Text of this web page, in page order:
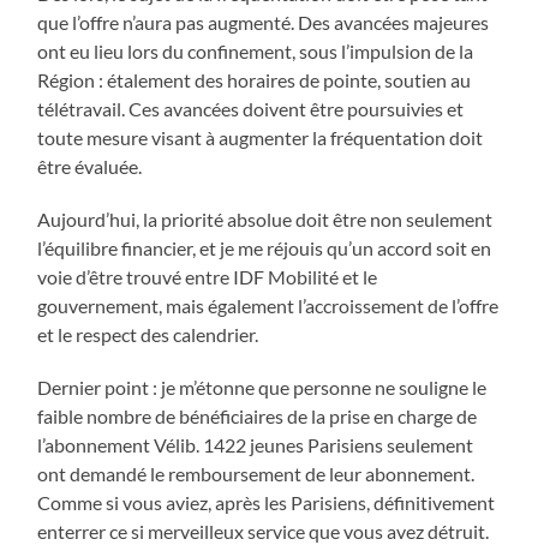
que l’offre n’aura pas augmenté. Des avancées majeures
ont eu lieu lors du confinement, sous l’impulsion de la
Région : étalement des horaires de pointe, soutien au
télétravail. Ces avancées doivent être poursuivies et
toute mesure visant à augmenter la fréquentation doit
être évaluée.
Aujourd’hui, la priorité absolue doit être non seulement
l’équilibre financier, et je me réjouis qu’un accord soit en
voie d’être trouvé entre IDF Mobilité et le
gouvernement, mais également l’accroissement de l’offre
et le respect des calendrier.
Dernier point : je m’étonne que personne ne souligne le
faible nombre de bénéficiaires de la prise en charge de
l’abonnement Vélib. 1422 jeunes Parisiens seulement
ont demandé le remboursement de leur abonnement.
Comme si vous aviez, après les Parisiens, définitivement
enterrer ce si merveilleux service que vous avez détruit.